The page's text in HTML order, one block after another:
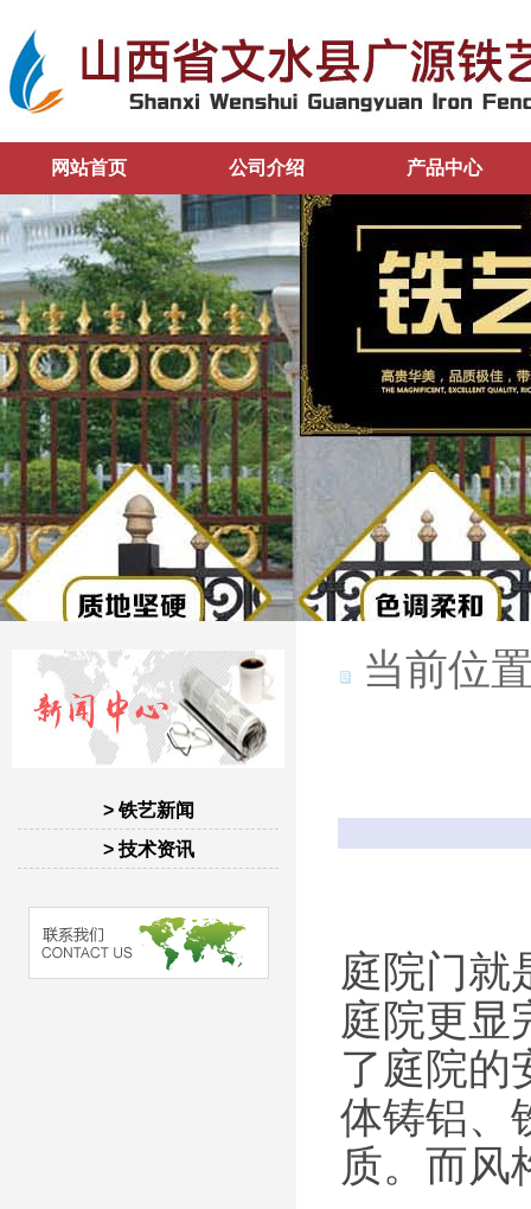
网站首页 公司介绍 产品中心
> 铁艺新闻
> 技术资讯
当前位
庭院门就
庭院更显
了庭院的
体铸铝、
质。而风